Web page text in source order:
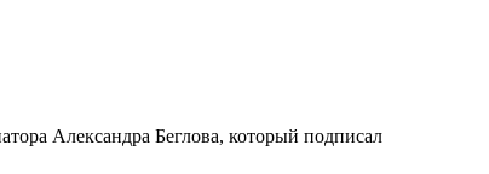
Александра Беглова, который подписал